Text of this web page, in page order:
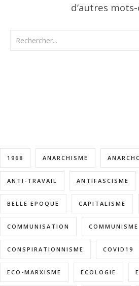
d’autres mots-
1968 ANARCHISME
ANTI-TRAVAIL ANTIFASCISME
BELLE EPOQUE CAPITALISME
COMMUNISATION COMMUNISME
CONSPIRATIONNISME COVID19
ECO-MARXISME ECOLOGIE